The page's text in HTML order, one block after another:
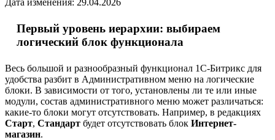
Первый уровень иерархии: выбираем
логический блок функционала
Весь большой и разнообразный функционал 1С-Битрикс для
удобства разбит в Административном меню на логические
блоки. В зависимости от того, установлены ли те или иные
модули, состав административного меню может различаться:
какие-то блоки могут отсутствовать. Например, в редакциях
Старт, Стандарт будет отсутствовать блок Интернет-
магазин.